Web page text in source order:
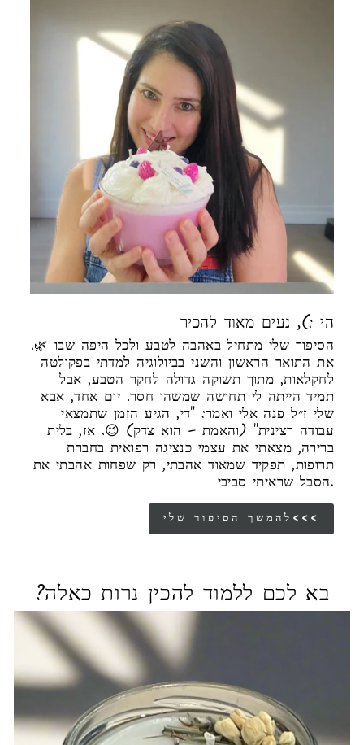
הי :), נעים מאוד להכיר
הסיפור שלי מתחיל באהבה לטבע ולכל היפה שבו 🌿.
את התואר הראשון והשני בביולוגיה למדתי בפקולטה
לחקלאות, מתוך תשוקה גדולה לחקר הטבע, אבל
תמיד הייתה לי תחושה שמשהו חסר. יום אחד, אבא
שלי ז״ל פנה אלי ואמר: "די, הגיע הזמן שתמצאי
עבודה רצינית" (והאמת – הוא צדק) 😉. אז, בלית
ברירה, מצאתי את עצמי כנציגה רפואית בחברת
תרופות, תפקיד שמאוד אהבתי, רק שפחות אהבתי את
הסבל שראיתי סביבי.
להמשך הסיפור שלי<<<
בא לכם ללמוד להכין נרות כאלה?